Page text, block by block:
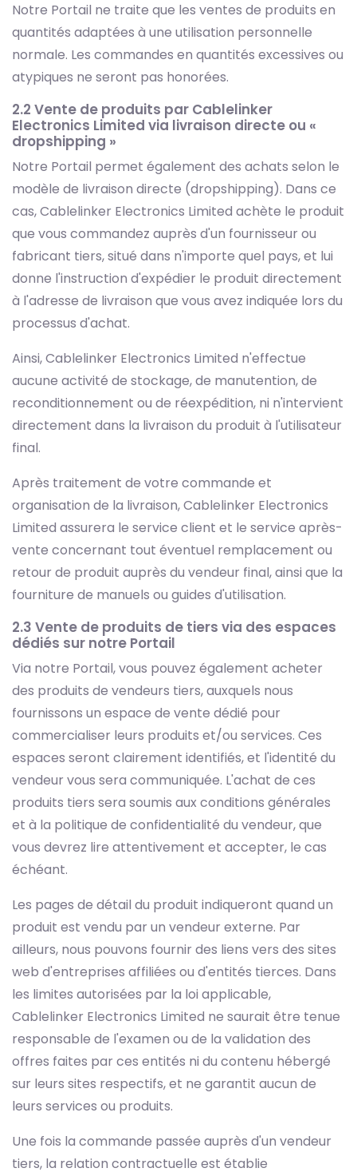
Notre Portail ne traite que les ventes de produits en
quantités adaptées à une utilisation personnelle
normale. Les commandes en quantités excessives ou
atypiques ne seront pas honorées.
2.2 Vente de produits par Cablelinker
Electronics Limited via livraison directe ou «
dropshipping »
Notre Portail permet également des achats selon le
modèle de livraison directe (dropshipping). Dans ce
cas, Cablelinker Electronics Limited achète le produit
que vous commandez auprès d'un fournisseur ou
fabricant tiers, situé dans n'importe quel pays, et lui
donne l'instruction d'expédier le produit directement
à l'adresse de livraison que vous avez indiquée lors du
processus d'achat.
Ainsi, Cablelinker Electronics Limited n'effectue
aucune activité de stockage, de manutention, de
reconditionnement ou de réexpédition, ni n'intervient
directement dans la livraison du produit à l'utilisateur
final.
Après traitement de votre commande et
organisation de la livraison, Cablelinker Electronics
Limited assurera le service client et le service après-
vente concernant tout éventuel remplacement ou
retour de produit auprès du vendeur final, ainsi que la
fourniture de manuels ou guides d'utilisation.
2.3 Vente de produits de tiers via des espaces
dédiés sur notre Portail
Via notre Portail, vous pouvez également acheter
des produits de vendeurs tiers, auxquels nous
fournissons un espace de vente dédié pour
commercialiser leurs produits et/ou services. Ces
espaces seront clairement identifiés, et l'identité du
vendeur vous sera communiquée. L'achat de ces
produits tiers sera soumis aux conditions générales
et à la politique de confidentialité du vendeur, que
vous devrez lire attentivement et accepter, le cas
échéant.
Les pages de détail du produit indiqueront quand un
produit est vendu par un vendeur externe. Par
ailleurs, nous pouvons fournir des liens vers des sites
web d'entreprises affiliées ou d'entités tierces. Dans
les limites autorisées par la loi applicable,
Cablelinker Electronics Limited ne saurait être tenue
responsable de l'examen ou de la validation des
offres faites par ces entités ni du contenu hébergé
sur leurs sites respectifs, et ne garantit aucun de
leurs services ou produits.
Une fois la commande passée auprès d'un vendeur
tiers, la relation contractuelle est établie